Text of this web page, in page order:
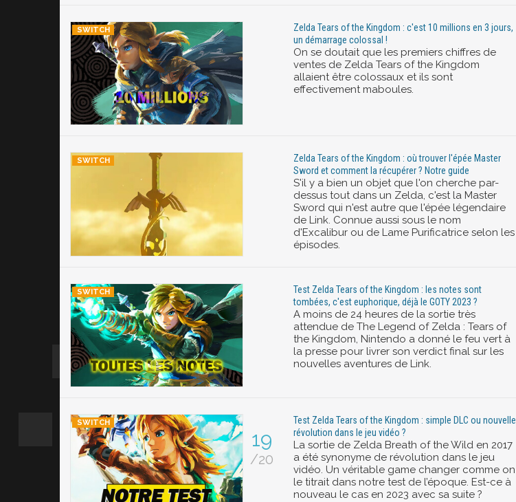
Zelda Tears of the Kingdom : c'est 10 millions en 3 jours,
un démarrage colossal !
On se doutait que les premiers chiffres de
ventes de Zelda Tears of the Kingdom
allaient être colossaux et ils sont
effectivement maboules.
Zelda Tears of the Kingdom : où trouver l'épée Master
Sword et comment la récupérer ? Notre guide
S'il y a bien un objet que l'on cherche par-
dessus tout dans un Zelda, c'est la Master
Sword qui n'est autre que l'épée légendaire
de Link. Connue aussi sous le nom
d'Excalibur ou de Lame Purificatrice selon les
épisodes.
Test Zelda Tears of the Kingdom : les notes sont
tombées, c'est euphorique, déjà le GOTY 2023 ?
A moins de 24 heures de la sortie très
attendue de The Legend of Zelda : Tears of
the Kingdom, Nintendo a donné le feu vert à
la presse pour livrer son verdict final sur les
nouvelles aventures de Link.
19
/20
Test Zelda Tears of the Kingdom : simple DLC ou nouvelle
révolution dans le jeu vidéo ?
La sortie de Zelda Breath of the Wild en 2017
a été synonyme de révolution dans le jeu
vidéo. Un véritable game changer comme on
le titrait dans notre test de l’époque. Est-ce à
nouveau le cas en 2023 avec sa suite ?